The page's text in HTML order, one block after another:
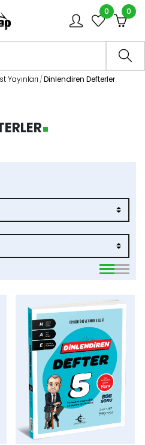
0 0
Yayınları Dinlendiren Defterler